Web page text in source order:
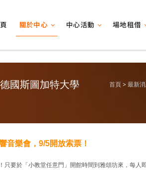
關於中心 中心活動 場地租借
國斯圖加特大學
首頁 最新
音樂會，9/5開放索票！
要於「小教堂任意門」開館時間到雅頌坊來，每人